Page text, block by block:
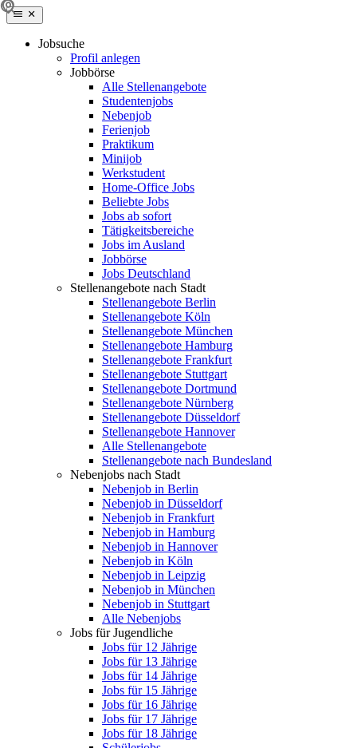
Jobsuche
Profil anlegen
Jobbörse
Alle Stellenangebote
Studentenjobs
Nebenjob
Ferienjob
Praktikum
Minijob
Werkstudent
Home-Office Jobs
Beliebte Jobs
Jobs ab sofort
Tätigkeitsbereiche
Jobs im Ausland
Jobbörse
Jobs Deutschland
Stellenangebote nach Stadt
Stellenangebote Berlin
Stellenangebote Köln
Stellenangebote München
Stellenangebote Hamburg
Stellenangebote Frankfurt
Stellenangebote Stuttgart
Stellenangebote Dortmund
Stellenangebote Nürnberg
Stellenangebote Düsseldorf
Stellenangebote Hannover
Alle Stellenangebote
Stellenangebote nach Bundesland
Nebenjobs nach Stadt
Nebenjob in Berlin
Nebenjob in Düsseldorf
Nebenjob in Frankfurt
Nebenjob in Hamburg
Nebenjob in Hannover
Nebenjob in Köln
Nebenjob in Leipzig
Nebenjob in München
Nebenjob in Stuttgart
Alle Nebenjobs
Jobs für Jugendliche
Jobs für 12 Jährige
Jobs für 13 Jährige
Jobs für 14 Jährige
Jobs für 15 Jährige
Jobs für 16 Jährige
Jobs für 17 Jährige
Jobs für 18 Jährige